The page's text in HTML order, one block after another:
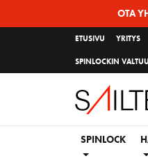
OTA
ETUSIVU YRITYS
SPINLOCKIN
SPINLOCK